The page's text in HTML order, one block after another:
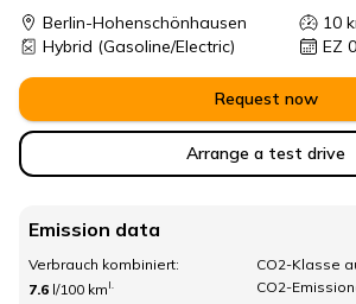
Berlin-Hohenschönhausen 10
Hybrid (Gasoline/Electric) EZ
Request now
Arrange a test drive
Emission data
Verbrauch kombiniert:
7.6 l/100 km I.
CO2-Klasse
CO2-